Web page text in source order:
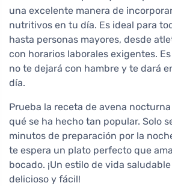
una excelente manera de
nutritivos en tu día. Es ideal para
hasta personas mayores, desde
con horarios laborales exigentes.
no te dejará con hambre y te dará
día.
Prueba la receta de avena
qué se ha hecho tan popular. Solo
minutos de preparación por la
te espera un plato perfecto que
bocado. ¡Un estilo de vida
delicioso y fácil!